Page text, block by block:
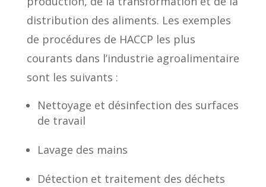
distribution des aliments. Les exemples
de procédures de HACCP les plus
courants dans l’industrie agroalimentaire
sont les suivants :
Nettoyage et désinfection des surfaces
de travail
Lavage des mains
Détection et traitement des déchets